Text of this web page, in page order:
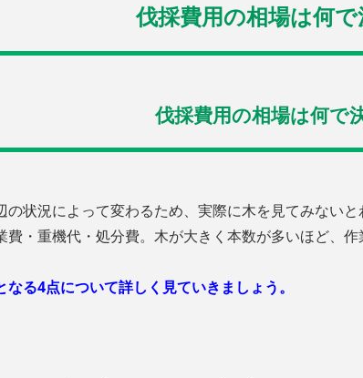
伐採費用の相場は何で
伐採費用の相場は何で
状況によって変わるため、実際に木を見てみないと
費・重機代・処分費。木が大きく本数が多いほど、
る4点について詳しく見ていきましょう。